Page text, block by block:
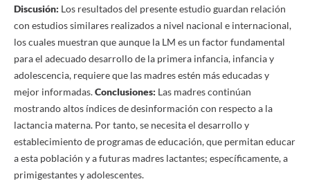
Discusión: Los resultados del presente estudio guardan relación
con estudios similares realizados a nivel nacional e internacional,
los cuales muestran que aunque la LM es un factor fundamental
para el adecuado desarrollo de la primera infancia, infancia y
adolescencia, requiere que las madres estén más educadas y
mejor informadas.Conclusiones: Las madres continúan
mostrando altos índices de desinformación con respecto a la
lactancia materna. Por tanto, se necesita el desarrollo y
establecimiento de programas de educación, que permitan educar
a esta población y a futuras madres lactantes; específicamente, a
primigestantes y adolescentes.